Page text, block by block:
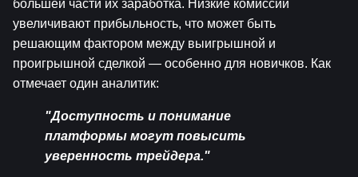
большей части их заработка. Низкие комиссии
увеличивают прибыльность, что может быть
решающим фактором между выигрышной и
проигрышной сделкой — особенно для новичков. Как
отмечает один аналитик:
"Доступность и понимание
платформы могут повысить
уверенность трейдера."